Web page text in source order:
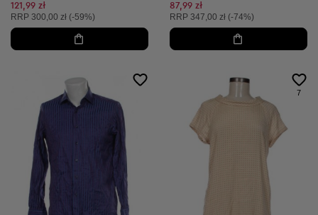
121,99 zł
Cena sugerowana:
RRP 300,00 zł (-59%)
87,99 zł
Cena sugerowana:
RRP 347,00 zł (-74%)
7